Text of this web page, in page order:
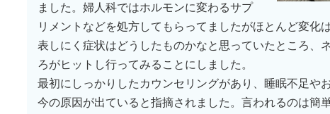
ました。婦人科ではホルモンに変わるサプ
リメントなどを処方してもらってましたがほとんど変化
表しにく症状はどうしたものかなと思っていたところ、
ろがヒットし行ってみることにしました。
最初にしっかりしたカウンセリングがあり、睡眠不足や
今の原因が出ていると指摘されました。言われるのは簡